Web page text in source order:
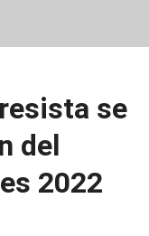
se
del
2022